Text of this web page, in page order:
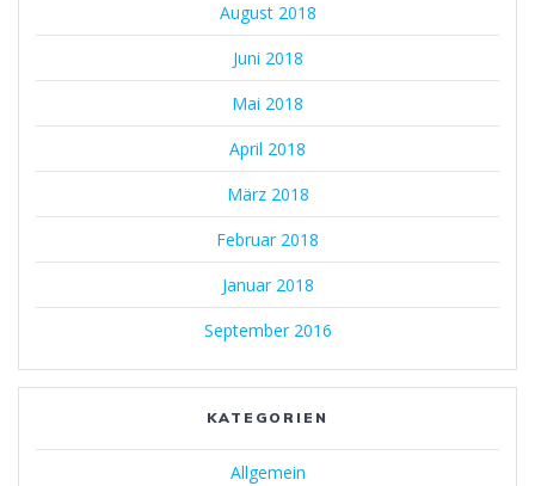
August 2018
Juni 2018
Mai 2018
April 2018
März 2018
Februar 2018
Januar 2018
September 2016
KATEGORIEN
Allgemein